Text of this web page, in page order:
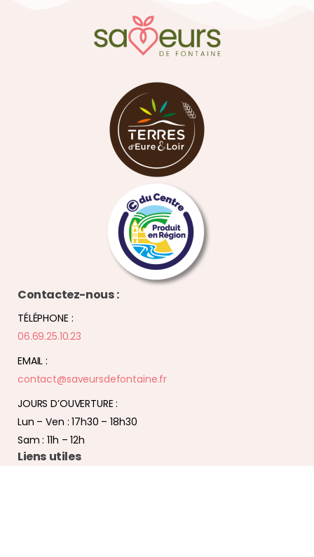
Contactez-nous :
TÉLÉPHONE :
06.69.25.10.23
EMAIL :
contact@saveursdefontaine.fr
JOURS D’OUVERTURE :
Lun – Ven : 17h30 – 18h30
Sam : 11h – 12h
Liens utiles